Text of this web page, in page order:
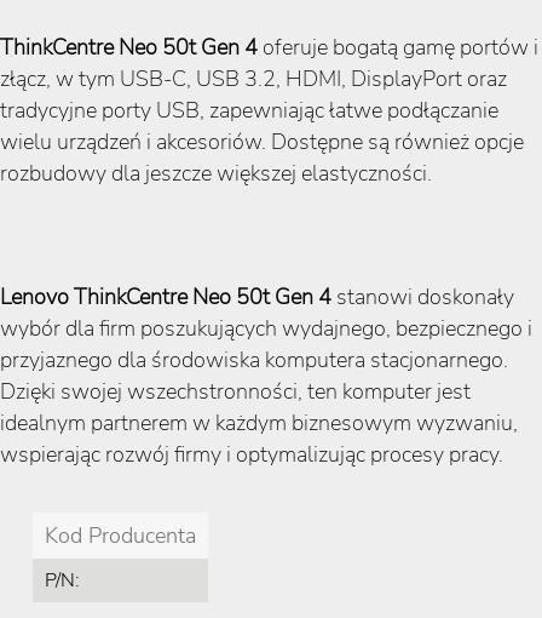
ThinkCentre Neo 50t Gen 4 oferuje bogatą gamę portów i
złącz, w tym USB-C, USB 3.2, HDMI, DisplayPort oraz
tradycyjne porty USB, zapewniając łatwe podłączanie
wielu urządzeń i akcesoriów. Dostępne są również opcje
rozbudowy dla jeszcze większej elastyczności.
Lenovo ThinkCentre Neo 50t Gen 4 stanowi doskonały
wybór dla firm poszukujących wydajnego, bezpiecznego i
przyjaznego dla środowiska komputera stacjonarnego.
Dzięki swojej wszechstronności, ten komputer jest
idealnym partnerem w każdym biznesowym wyzwaniu,
wspierając rozwój firmy i optymalizując procesy pracy.
Kod Producenta
P/N: